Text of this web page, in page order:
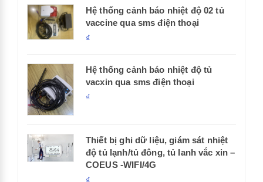
Hệ thống cảnh báo nhiệt độ 02 tủ
vaccine qua sms điện thoại
₫
Hệ thống cảnh báo nhiệt độ tủ
vacxin qua sms điện thoại
₫
Thiết bị ghi dữ liệu, giám sát nhiệt
độ tủ lạnh/tủ đông, tủ lanh vắc xin –
COEUS -WIFI/4G
₫